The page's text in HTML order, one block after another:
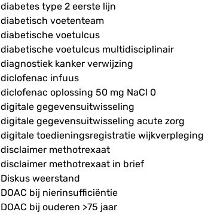
diabetes type 2 eerste lijn
diabetisch voetenteam
diabetische voetulcus
diabetische voetulcus multidisciplinair
diagnostiek kanker verwijzing
diclofenac infuus
diclofenac oplossing 50 mg NaCl 0
digitale gegevensuitwisseling
digitale gegevensuitwisseling acute zorg
digitale toedieningsregistratie wijkverpleging
disclaimer methotrexaat
disclaimer methotrexaat in brief
Diskus weerstand
DOAC bij nierinsufficiëntie
DOAC bij ouderen >75 jaar